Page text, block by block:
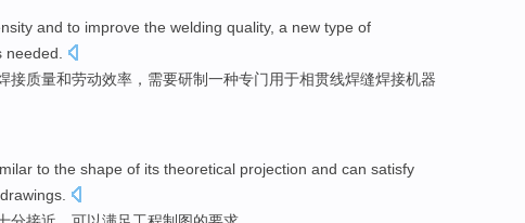
and to improve the welding quality, a new type of
needed
接质量和劳动效率，需要研制一种专门用于相贯线焊缝焊接机器
to the shape of its theoretical projection and can satisfy
drawings